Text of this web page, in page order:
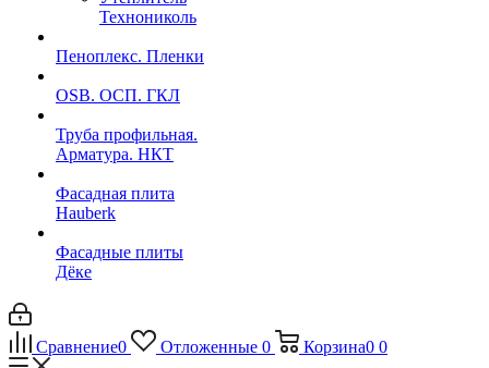
Технониколь
Пеноплекс. Пленки
OSB. ОСП. ГКЛ
Труба профильная.
Арматура. НКТ
Фасадная плита
Hauberk
Фасадные плиты
Дёке
Сравнение0 Отложенные 0 Корзина0 0